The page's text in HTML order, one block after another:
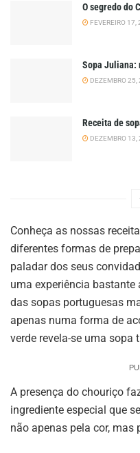
O segredo do
FEVEREIRO 17,
Sopa Juliana:
DEZEMBRO 25,
Receita de
DEZEMBRO 13,
Conheça as nossas
diferentes formas de
paladar dos seus
uma experiência bastante
das sopas portuguesas
apenas numa forma de
verde revela-se uma sopa
A presença do chouriço
ingrediente especial que
não apenas pela cor, mas